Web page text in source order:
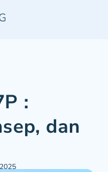
:
dan